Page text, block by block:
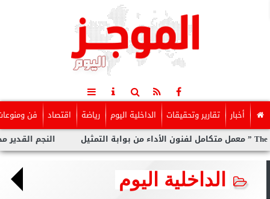
أخبار تقارير وتحقيقات الداخلية اليوم رياضة اقتصاد فن
النجم القدير محمد
الداخلية اليوم